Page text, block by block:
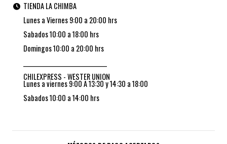
TIENDA LA CHIMBA
Lunes a Viernes 9:00 a 20:00 hrs
Sabados 10:00 a 18:00 hrs
Domingos 10:00 a 20:00 hrs
CHILEXPRESS - WESTER UNION
Lunes a viernes 9:00 A 13:30 y 14:30 a 18:00
Sabados 10:00 a 14:00 hrs